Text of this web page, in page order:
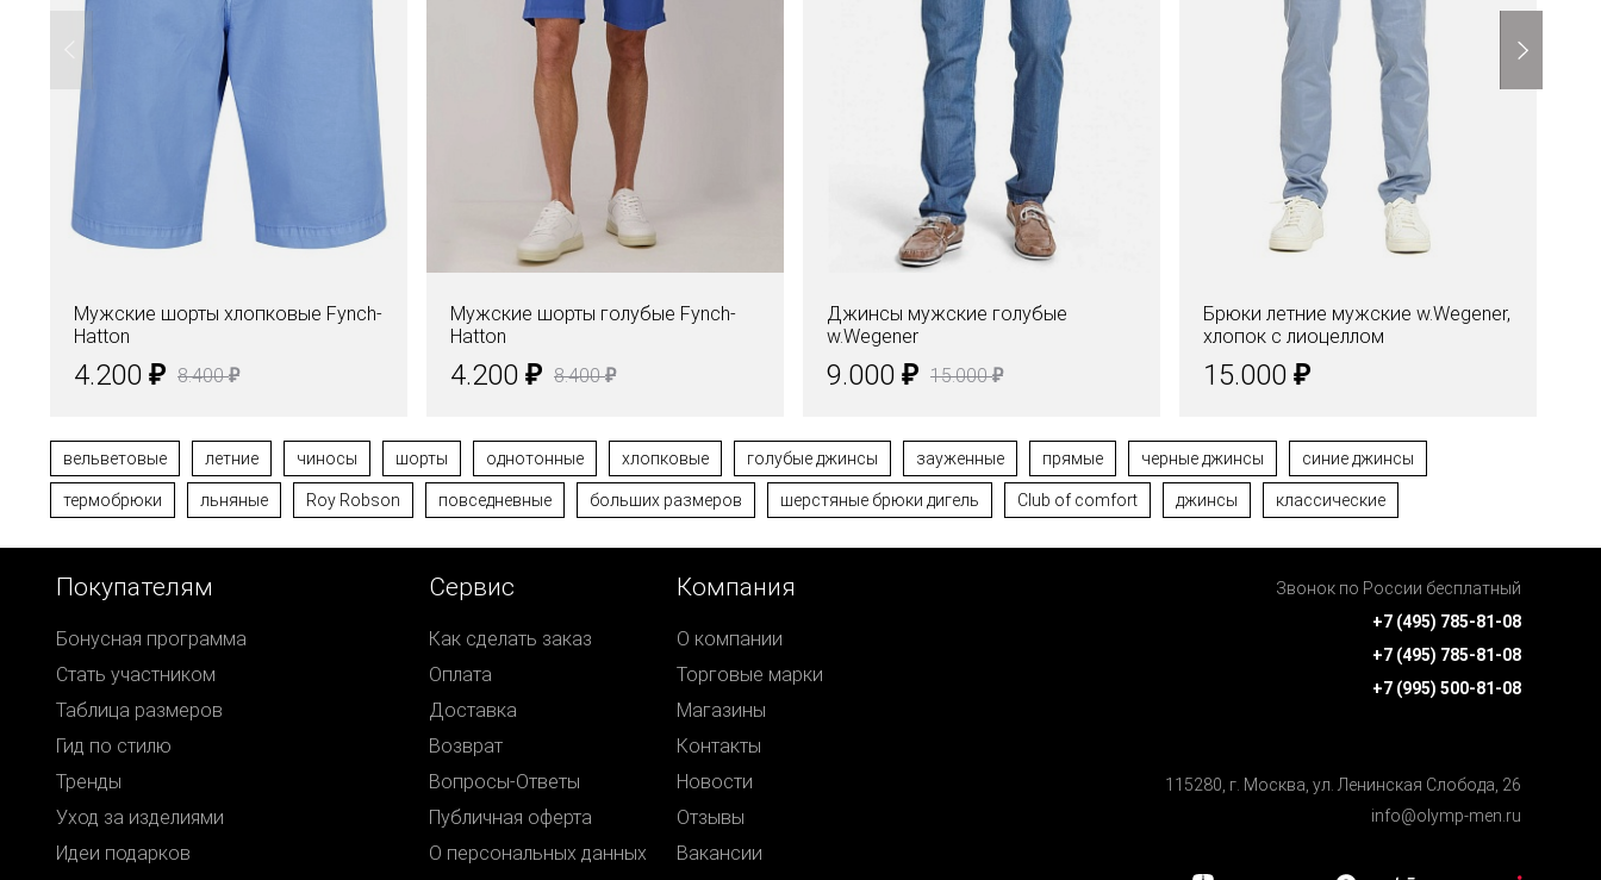
Мужские шорты хлопковые Fynch-
Hatton
4.200 ₽ 8.400₽
Мужские шорты голубые Fynch-
Hatton
4.200 ₽ 8.400₽
Джинсы мужские голубые
w.Wegener
9.000 ₽ 15.000₽
Брюки летние мужские w.Wegener,
хлопок с лиоцеллом
15.000 ₽
вельветовые летние чиносы шорты однотонные хлопковые голубые джинсы зауженные прямые черные джинсы синие джинсы
термобрюки льняные Roy Robson повседневные больших размеров шерстяные брюки дигель Club of comfort джинсы классические
Покупателям
Бонусная программа
Стать участником
Таблица размеров
Гид по стилю
Тренды
Уход за изделиями
Идеи подарков
Сервис
Как сделать заказ
Оплата
Доставка
Возврат
Вопросы-Ответы
Публичная оферта
О персональных данных
Компания
О компании
Торговые марки
Магазины
Контакты
Новости
Отзывы
Вакансии
Звонок по России бесплатный
+7 (495) 785-81-08
+7 (495) 785-81-08
+7 (995) 500-81-08
115280, г. Москва, ул. Ленинская Cлобода, 26
info@olymp-men.ru